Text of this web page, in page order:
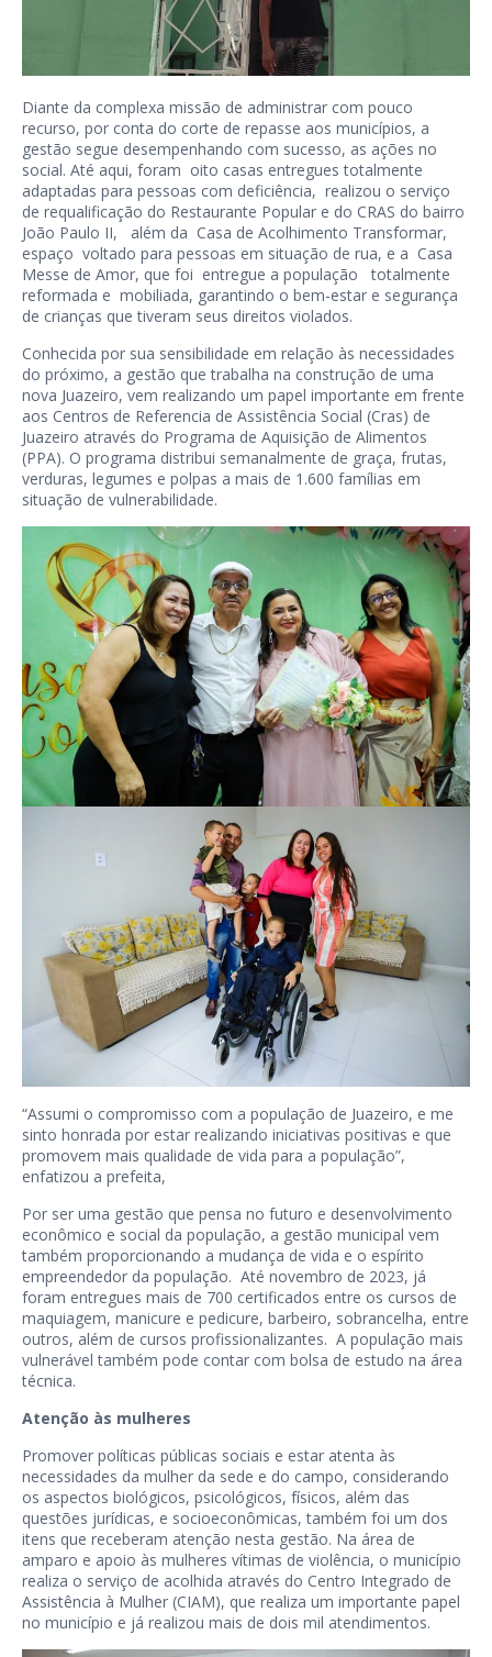
Diante da complexa missão de administrar com pouco
recurso, por conta do corte de repasse aos municípios, a
gestão segue desempenhando com sucesso, as ações no
social. Até aqui, foram oito casas entregues totalmente
adaptadas para pessoas com deficiência, realizou o serviço
de requalificação do Restaurante Popular e do CRAS do bairro
João Paulo II, além da Casa de Acolhimento Transformar,
espaço voltado para pessoas em situação de rua, e a Casa
Messe de Amor, que foi entregue a população totalmente
reformada e mobiliada, garantindo o bem-estar e segurança
de crianças que tiveram seus direitos violados.
Conhecida por sua sensibilidade em relação às necessidades
do próximo, a gestão que trabalha na construção de uma
nova Juazeiro, vem realizando um papel importante em frente
aos Centros de Referencia de Assistência Social (Cras) de
Juazeiro através do Programa de Aquisição de Alimentos
(PPA). O programa distribui semanalmente de graça, frutas,
verduras, legumes e polpas a mais de 1.600 famílias em
situação de vulnerabilidade.
“Assumi o compromisso com a população de Juazeiro, e me
sinto honrada por estar realizando iniciativas positivas e que
promovem mais qualidade de vida para a população”,
enfatizou a prefeita,
Por ser uma gestão que pensa no futuro e desenvolvimento
econômico e social da população, a gestão municipal vem
também proporcionando a mudança de vida e o espírito
empreendedor da população. Até novembro de 2023, já
foram entregues mais de 700 certificados entre os cursos de
maquiagem, manicure e pedicure, barbeiro, sobrancelha, entre
outros, além de cursos profissionalizantes. A população mais
vulnerável também pode contar com bolsa de estudo na área
técnica.
Atenção às mulheres
Promover políticas públicas sociais e estar atenta às
necessidades da mulher da sede e do campo, considerando
os aspectos biológicos, psicológicos, físicos, além das
questões jurídicas, e socioeconômicas, também foi um dos
itens que receberam atenção nesta gestão. Na área de
amparo e apoio às mulheres vítimas de violência, o município
realiza o serviço de acolhida através do Centro Integrado de
Assistência à Mulher (CIAM), que realiza um importante papel
no município e já realizou mais de dois mil atendimentos.